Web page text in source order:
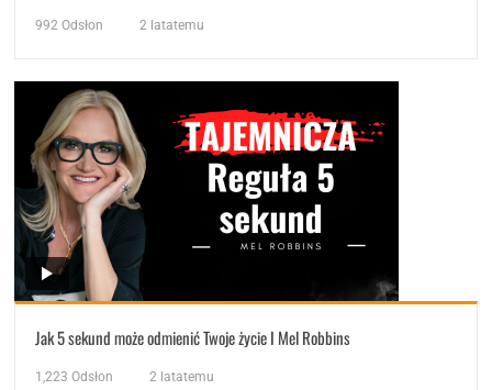
992 Odsłon 2 latatemu
Jak 5 sekund może odmienić Twoje życie I Mel Robbins
1,223 Odsłon 2 latatemu